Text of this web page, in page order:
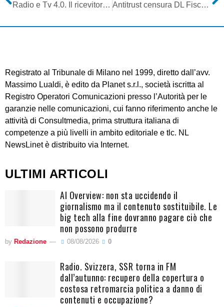
Radio e Tv 4.0. Il ricevitore intelligente che sceglie per l’utente la piattaforma Antitrust censura DL Fiscale: gestione collettiva diritto autore insufficiente a liberalizzare settore; tariffe professionali minime violano principi concorrenziali
Registrato al Tribunale di Milano nel 1999, diretto dall’avv.
Massimo Lualdi, è edito da Planet s.r.l., società iscritta al
Registro Operatori Comunicazioni presso l’Autorità per le
garanzie nelle comunicazioni, cui fanno riferimento anche le
attività di Consultmedia, prima struttura italiana di
competenze a più livelli in ambito editoriale e tlc. NL
NewsLinet è distribuito via Internet.
ULTIMI ARTICOLI
AI Overview: non sta uccidendo il
giornalismo ma il contenuto sostituibile. Le
big tech alla fine dovranno pagare ciò che
non possono produrre
by Redazione 08/08/2026 0
Radio. Svizzera, SSR torna in FM
dall’autunno: recupero della copertura o
costosa retromarcia politica a danno di
contenuti e occupazione?